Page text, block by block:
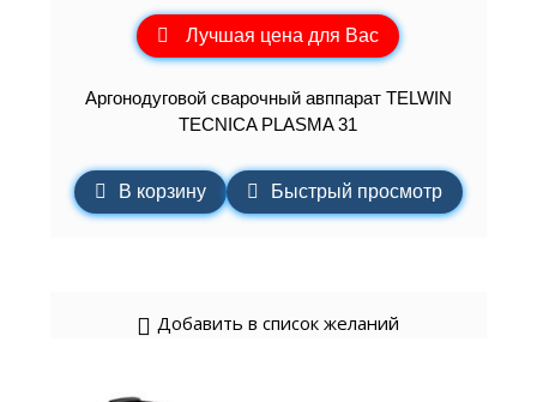
Лучшая цена для Вас
Аргонодуговой сварочный авппарат TELWIN
TECNICA PLASMA 31
В корзину Быстрый просмотр
Добавить в список желаний